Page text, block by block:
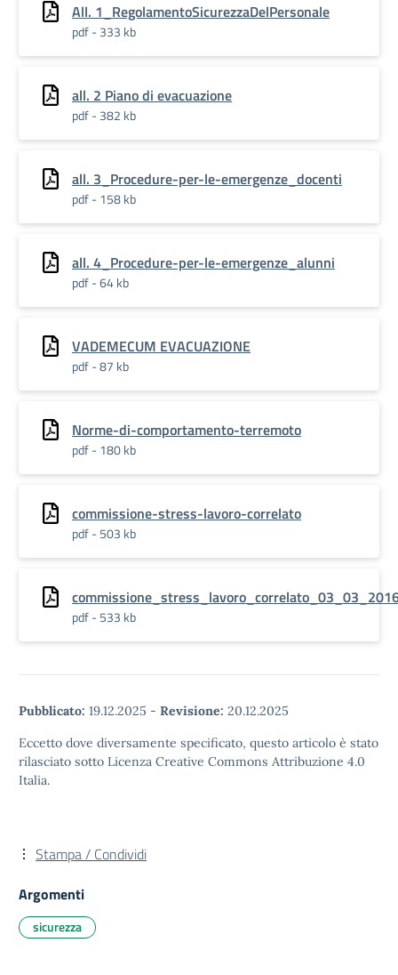
All. 1_RegolamentoSicurezzaDelPersonale
pdf - 333 kb
all. 2 Piano di evacuazione
pdf - 382 kb
all. 3_Procedure-per-le-emergenze_docenti
pdf - 158 kb
all. 4_Procedure-per-le-emergenze_alunni
pdf - 64 kb
VADEMECUM EVACUAZIONE
pdf - 87 kb
Norme-di-comportamento-terremoto
pdf - 180 kb
commissione-stress-lavoro-correlato
pdf - 503 kb
pdf - 533 kb
Pubblicato: 19.12.2025 - Revisione: 20.12.2025
Eccetto dove diversamente specificato, questo articolo è stato
rilasciato sotto Licenza Creative Commons Attribuzione 4.0
Italia.
Stampa / Condividi
Argomenti
sicurezza